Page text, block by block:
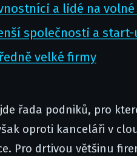
a lidé na volné
společnosti a start-
velké firmy
řada podniků, pro
oproti kanceláři v
Pro drtivou většinu